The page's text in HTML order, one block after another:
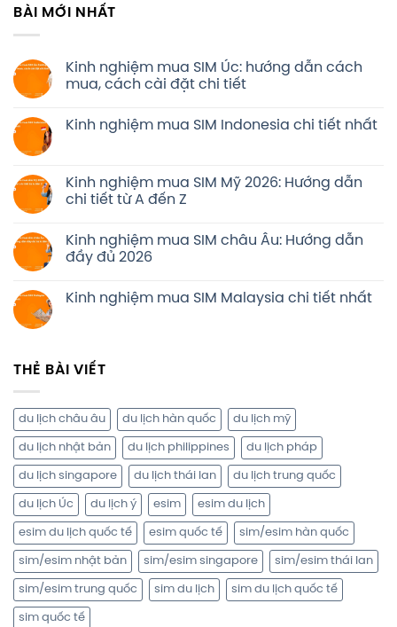
BÀI MỚI NHẤT
Kinh nghiệm mua SIM Úc: hướng dẫn cách
mua, cách cài đặt chi tiết
Kinh nghiệm mua SIM Indonesia chi tiết nhất
Kinh nghiệm mua SIM Mỹ 2026: Hướng dẫn
chi tiết từ A đến Z
Kinh nghiệm mua SIM châu Âu: Hướng dẫn
đầy đủ 2026
Kinh nghiệm mua SIM Malaysia chi tiết nhất
THẺ BÀI VIẾT
du lịch châu âu du lịch hàn quốc du lịch mỹ
du lịch nhật bản du lịch philippines du lịch pháp
du lịch singapore du lịch thái lan du lịch trung quốc
du lịch Úc du lịch ý esim esim du lịch
esim du lịch quốc tế esim quốc tế sim/esim hàn quốc
sim/esim nhật bản sim/esim singapore sim/esim thái lan
sim/esim trung quốc sim du lịch sim du lịch quốc tế
sim quốc tế